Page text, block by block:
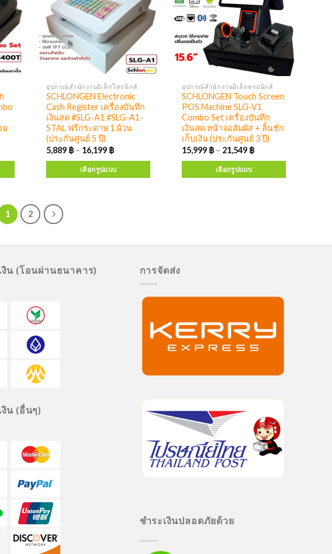
ม
อุปกรณ์สำนักงานอิเล็กโทรนิกส์
SCHLONGEN Electronic
Cash Register เครื่องบันทึก
เงินสด #SLG-A1 #SLG-A1-
STAL ฟรีกระดาษ 1 ม้วน
(ประกันศูนย์ 5 ปี)
5,889 ฿ – 16,199 ฿
เลือกรูปแบบ
อุปกรณ์สำนักงานอิเล็กทรอนิกส์
SCHLONGEN Touch Screen
POS Machine SLG-V1
Combo Set เครื่องบันทึก
เงินสด หน้าจอสัมผัส + ลิ้นชัก
เก็บเงิน (ประกันศูนย์ 3 ปี)
15,999 ฿ – 21,549 ฿
เลือกรูปแบบ
1 2
งิน (โอนผ่านธนาคาร)
น (อื่นๆ)
การจัดส่ง
ชำระเงินปลอดภัยด้วย